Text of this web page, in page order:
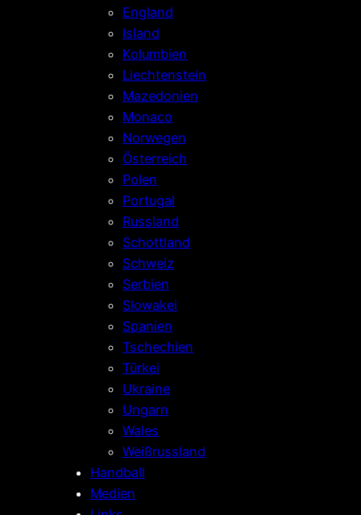
England
Island
Kolumbien
Liechtenstein
Mazedonien
Monaco
Norwegen
Österreich
Polen
Portugal
Russland
Schottland
Schweiz
Serbien
Slowakei
Spanien
Tschechien
Türkei
Ukraine
Ungarn
Wales
Weißrussland
Handball
Medien